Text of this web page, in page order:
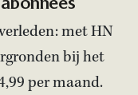
met HN
bij het
per maand.